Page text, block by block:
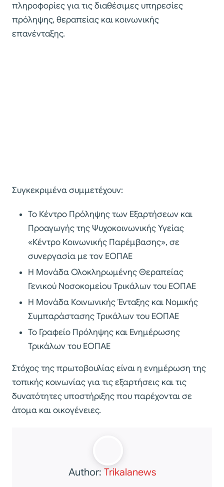
πληροφορίες για τις διαθέσιμες υπηρεσίες
πρόληψης, θεραπείας και κοινωνικής
επανένταξης.
Συγκεκριμένα συμμετέχουν:
Το Κέντρο Πρόληψης των Εξαρτήσεων και
Προαγωγής της Ψυχοκοινωνικής Υγείας
«Κέντρο Κοινωνικής Παρέμβασης», σε
συνεργασία με τον ΕΟΠΑΕ
Η Μονάδα Ολοκληρωμένης Θεραπείας
Γενικού Νοσοκομείου Τρικάλων του ΕΟΠΑΕ
Η Μονάδα Κοινωνικής Ένταξης και Νομικής
Συμπαράστασης Τρικάλων του ΕΟΠΑΕ
Το Γραφείο Πρόληψης και Ενημέρωσης
Τρικάλων του ΕΟΠΑΕ
Στόχος της πρωτοβουλίας είναι η ενημέρωση της
τοπικής κοινωνίας για τις εξαρτήσεις και τις
δυνατότητες υποστήριξης που παρέχονται σε
άτομα και οικογένειες.
Author: Trikalanews